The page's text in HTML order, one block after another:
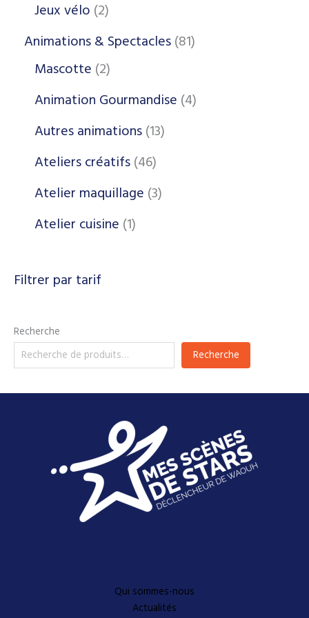
Jeux vélo 2
Animations & Spectacles 81
Mascotte 2
Animation Gourmandise 4
Autres animations 13
Ateliers créatifs 46
Atelier maquillage 3
Atelier cuisine 1
Filtrer par tarif
Recherche
Recherche
Qui sommes-nous
Actualités